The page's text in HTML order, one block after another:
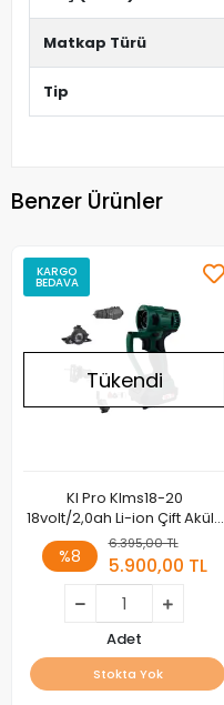
Matkap Türü
Tip
Benzer Ürünler
KARGO
BEDAVA
Tükendi
Kl Pro Klms18-20
18volt/2,0ah Li-ion Çift Akülü
Vidalama Multi Set
%8
6.395,00 TL
5.900,00 TL
Adet
Stokta Yok